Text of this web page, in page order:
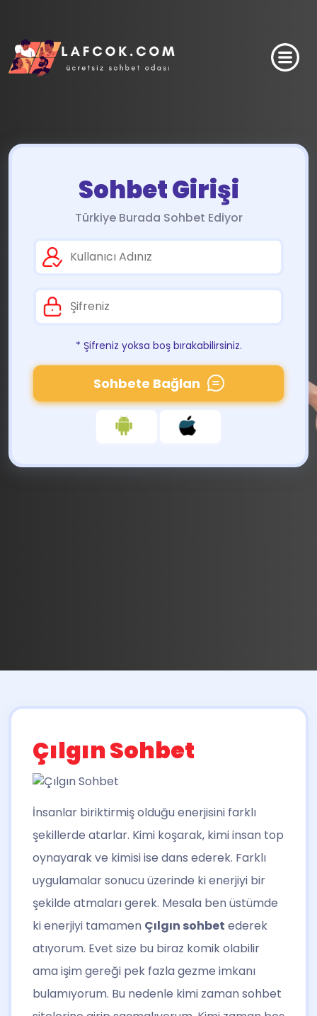
Sohbet Girişi
Türkiye Burada Sohbet Ediyor
* Şifreniz yoksa boş bırakabilirsiniz.
Sohbete Bağlan
Çılgın Sohbet
İnsanlar biriktirmiş olduğu enerjisini farklı
şekillerde atarlar. Kimi koşarak, kimi insan top
oynayarak ve kimisi ise dans ederek. Farklı
uygulamalar sonucu üzerinde ki enerjiyi bir
şekilde atmaları gerek. Mesala ben üstümde
ki enerjiyi tamamen Çılgın sohbet ederek
atıyorum. Evet size bu biraz komik olabilir
ama işim gereği pek fazla gezme imkanı
bulamıyorum. Bu nedenle kimi zaman sohbet